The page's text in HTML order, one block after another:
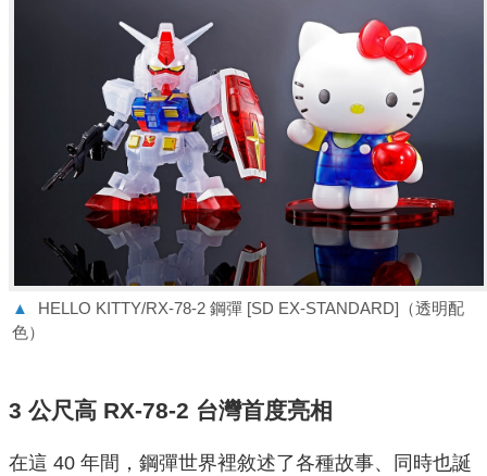
▲
HELLO KITTY/RX-78-2 鋼彈 [SD EX-STANDARD]（透明配
色）
3 公尺高 RX-78-2 台灣首度亮相
在這 40 年間，鋼彈世界裡敘述了各種故事、同時也誕